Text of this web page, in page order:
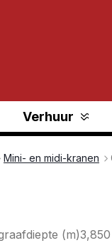
Verhuur
Mini- en midi-kranen
(m)